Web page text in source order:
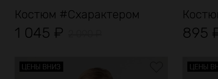
Костюм #Схарактером
1 045 ₽ 895